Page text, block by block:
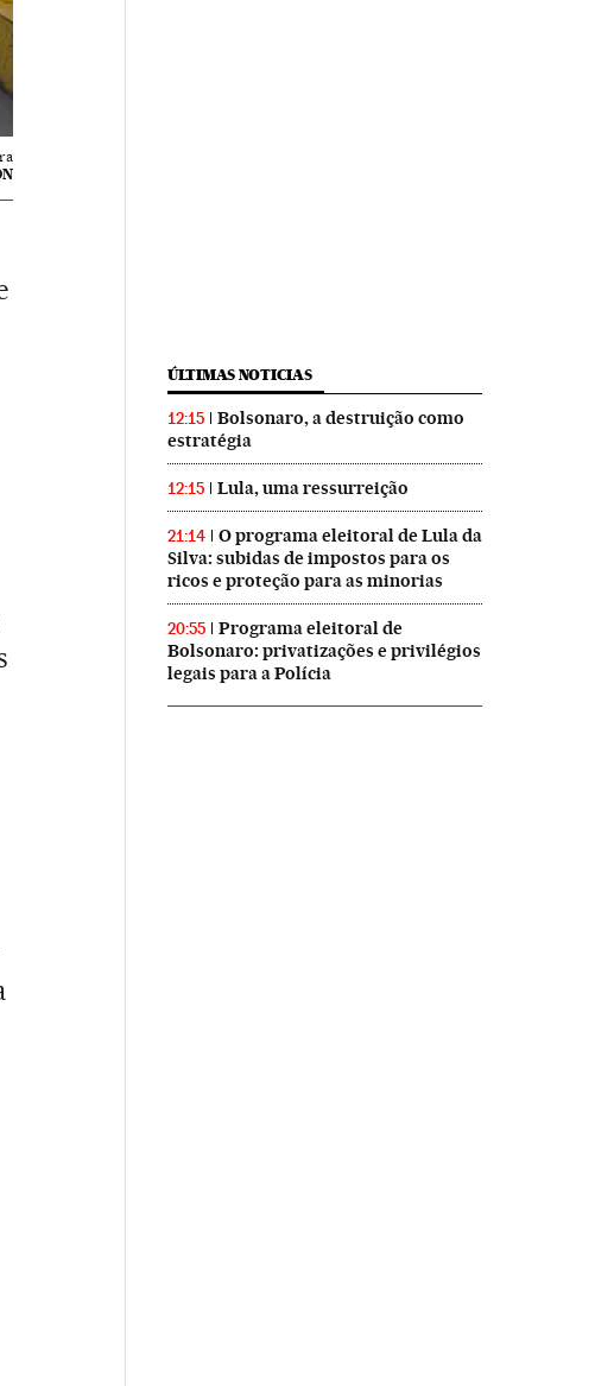
ÚLTIMAS NOTICIAS
12:15
Bolsonaro, a destruição como
estratégia
12:15 Lula, uma ressurreição
21:14
O programa eleitoral de Lula da
Silva: subidas de impostos para os
ricos e proteção para as minorias
20:55
Programa eleitoral de
Bolsonaro: privatizações e privilégios
legais para a Polícia